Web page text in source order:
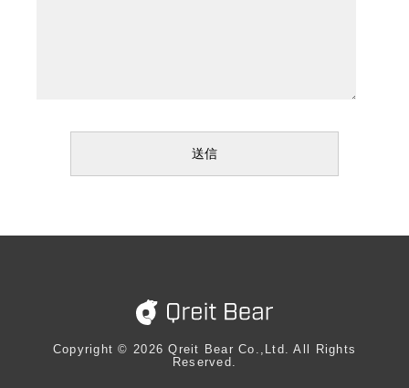
Copyright ©︎ 2026 Qreit Bear Co.,Ltd. All Rights
Reserved.